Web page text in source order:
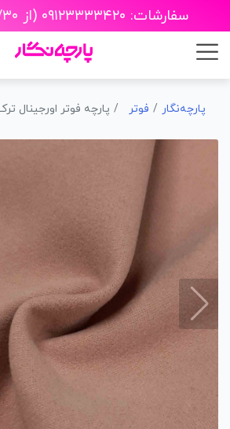
سفارشات: ۰۹۱۲۳۳۳۳۴۲۰ (از ۱۰/۳۰ الی ۲۰/۳۰)
پارچه‌نگار فوتر پارچه فوتر اورجینال